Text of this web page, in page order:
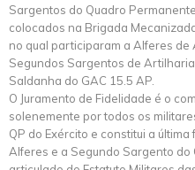
Sargentos do Quadro
colocados na Brigada
no qual participaram a Alferes de
Segundos Sargentos de
Saldanha do GAC 15.5 AP.
O Juramento de Fidelidade é o
solenemente por todos os
QP do Exército e constitui a
Alferes e a Segundo Sargento do